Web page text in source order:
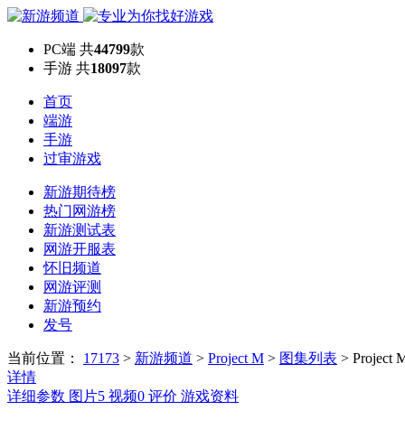
PC端 共44799款
手游 共18097款
首页
端游
手游
过审游戏
新游期待榜
热门网游榜
新游测试表
网游开服表
怀旧频道
网游评测
新游预约
发号
当前位置： 17173 > 新游频道 > Project M > 图集列表 > Project
详情
详细参数 图片5 视频0 评价 游戏资料